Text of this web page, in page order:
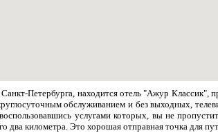
Петербурга, находится отель "Ажур
обслуживанием и без выходных,
услугами которых, вы не
два километра. Это хорошая отправная точка для